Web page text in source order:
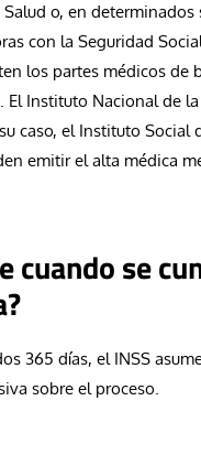
o, en determinados
con la Seguridad
los partes médicos de
El Instituto Nacional de
caso, el Instituto Social
emitir el alta médica
cuando se
365 días, el INSS
sobre el proceso.